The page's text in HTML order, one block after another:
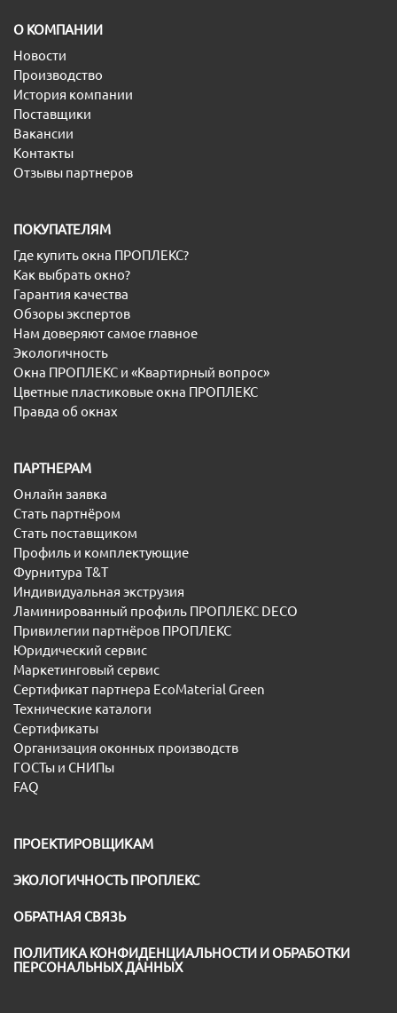
O КОМПАНИИ
Новости
Производство
История компании
Поставщики
Вакансии
Контакты
Отзывы партнеров
ПОКУПАТЕЛЯМ
Где купить окна ПРОПЛЕКС?
Как выбрать окно?
Гарантия качества
Обзоры экспертов
Нам доверяют самое главное
Экологичность
Окна ПРОПЛЕКС и «Квартирный вопрос»
Цветные пластиковые окна ПРОПЛЕКС
Правда об окнах
ПАРТНЕРАМ
Онлайн заявка
Стать партнёром
Стать поставщиком
Профиль и комплектующие
Фурнитура T&T
Индивидуальная экструзия
Ламинированный профиль ПРОПЛЕКС DECO
Привилегии партнёров ПРОПЛЕКС
Юридический сервис
Маркетинговый сервис
Сертификат партнера EcoMaterial Green
Технические каталоги
Сертификаты
Организация оконных производств
ГОСТы и СНИПы
FAQ
ПРОЕКТИРОВЩИКАМ
ЭКОЛОГИЧНОСТЬ ПРОПЛЕКС
ОБРАТНАЯ СВЯЗЬ
ПОЛИТИКА КОНФИДЕНЦИАЛЬНОСТИ И ОБРАБОТКИ
ПЕРСОНАЛЬНЫХ ДАННЫХ